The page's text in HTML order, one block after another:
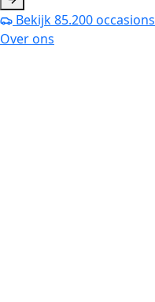
Bekijk85.200occasions
Over ons